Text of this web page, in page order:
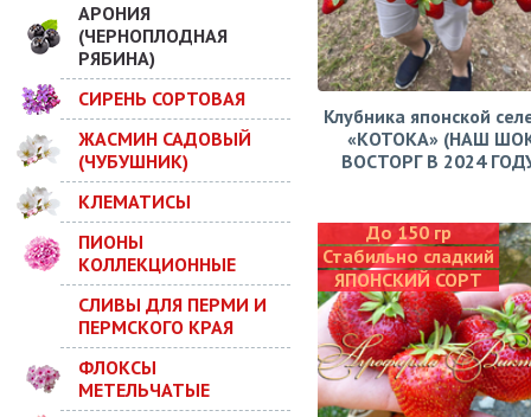
АРОНИЯ
(ЧЕРНОПЛОДНАЯ
РЯБИНА)
СИРЕНЬ СОРТОВАЯ
ЖАСМИН САДОВЫЙ
(ЧУБУШНИК)
КЛЕМАТИСЫ
ПИОНЫ
КОЛЛЕКЦИОННЫЕ
СЛИВЫ ДЛЯ ПЕРМИ И
ПЕРМСКОГО КРАЯ
ФЛОКСЫ
МЕТЕЛЬЧАТЫЕ
Клубника японской
«КОТОКА» (НАШ
ВОСТОРГ В 2024
До 150 гр
Стабильно сладкий
ЯПОНСКИЙ СОРТ